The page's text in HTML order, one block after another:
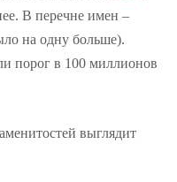
В перечне имен –
на одну больше).
порог в 100 миллионов
выглядит